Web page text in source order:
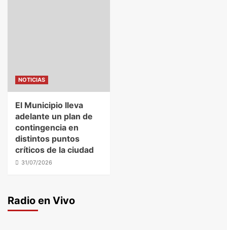
NOTICIAS
El Municipio lleva
adelante un plan de
contingencia en
distintos puntos
críticos de la ciudad
31/07/2026
Radio en Vivo